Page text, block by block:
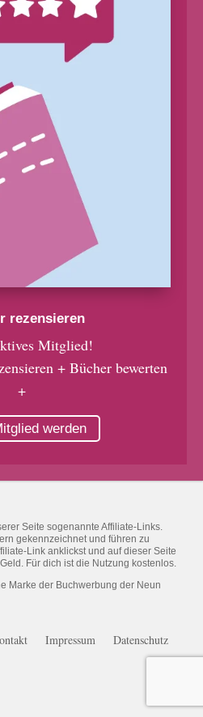
rezensieren
Mitglied!
+ Bücher bewerten
+
werden
Seite sogenannte Affiliate-Links.
gekennzeichnet und führen zu
Link anklickst und auf dieser Seite
Für dich ist die Nutzung kostenlos.
Marke der Buchwerbung der Neun
Impressum Datenschutz